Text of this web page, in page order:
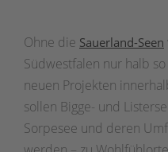
Ohne die Sauerland-Seen
Südwestfalen nur halb
neuen Projekten
sollen Bigge- und
Sorpesee und deren